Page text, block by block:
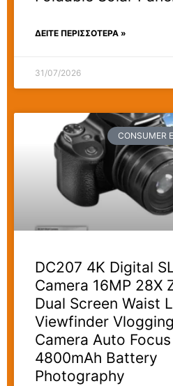
ΔΕΊΤΕ ΠΕΡΙΣΣΟΤΕΡΑ »
31/07/2026
CONSUMER
DC207 4K Digital
Camera 16MP 28X
Dual Screen Waist
Viewfinder Vlogging
Camera Auto Focus
4800mAh Battery
Photography